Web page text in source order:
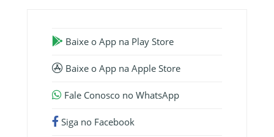
Baixe o App na Play Store
Baixe o App na Apple Store
Fale Conosco no WhatsApp
Siga no Facebook